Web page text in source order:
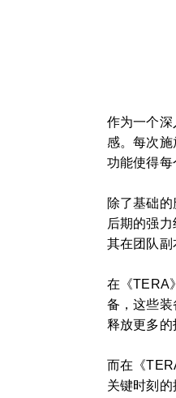
作为一个
感。每次
功能使得每
除了基础
后期的强
其在团队副
在《TERA
备，这些
释放更多的
而在《
关键时刻